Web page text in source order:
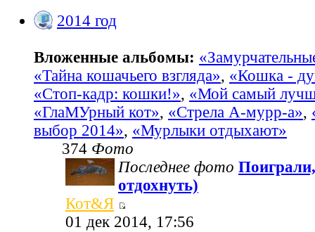
2014 год
Вложенные альбомы:
«Тайна кошачьего взгляда», «Кошка -
«Стоп-кадр: кошки!», «Мой самый
«ГлаМУрный кот», «Стрела А-мурр-а»,
выбор 2014», «Мурлыки отдыхают»
374 Фото
Последнее фото
отдохнуть)
Кот&Я
01 дек 2014, 17:56